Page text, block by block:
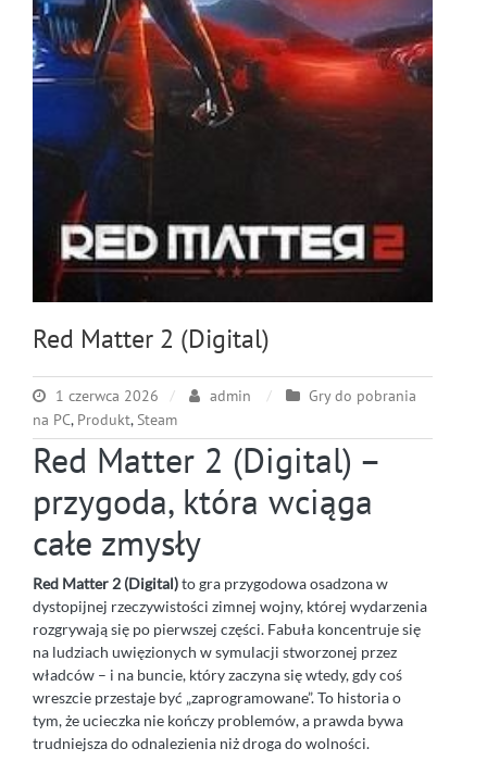
Red Matter 2 (Digital)
1 czerwca 2026 admin
Gry do pobrania
na PC, Produkt, Steam
Red Matter 2 (Digital) –
przygoda, która wciąga
całe zmysły
Red Matter 2 (Digital)to gra przygodowa osadzona w
dystopijnej rzeczywistości zimnej wojny, której wydarzenia
rozgrywają się po pierwszej części. Fabuła koncentruje się
na ludziach uwięzionych w symulacji stworzonej przez
władców – i na buncie, który zaczyna się wtedy, gdy coś
wreszcie przestaje być „zaprogramowane”. To historia o
tym, że ucieczka nie kończy problemów, a prawda bywa
trudniejsza do odnalezienia niż droga do wolności.